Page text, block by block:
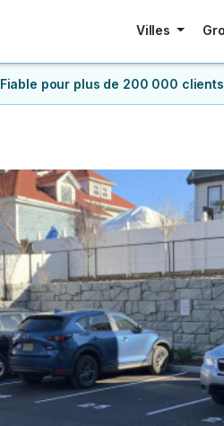
Villes
Fiable pour plus de 200 000 clients